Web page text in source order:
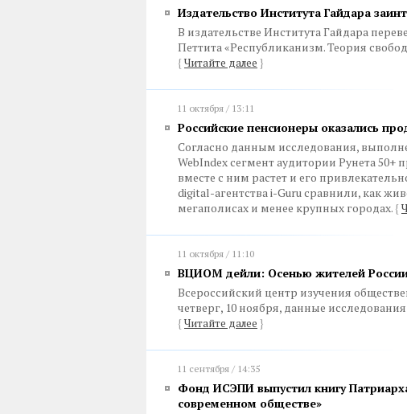
Издательство Института Гайдара
В издательстве Института Гайдара
Петтита «Республиканизм. Теория
{ Читайте далее }
11 октября / 13:11
Российские пенсионеры оказались
Согласно данным исследования,
WebIndex сегмент аудитории Рунета 50+
вместе с ним растет и его
digital-агентства i-Guru сравнили, как
мегаполисах и менее крупных городах. {
11 октября / 11:10
ВЦИОМ дейли: Осенью жителей
Всероссийский центр изучения
четверг, 10 ноября, данные
{ Читайте далее }
11 сентября / 14:35
Фонд ИСЭПИ выпустил книгу
современном обществе»